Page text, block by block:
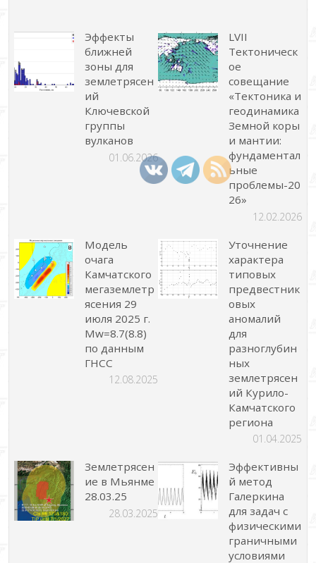
Эффекты
ближней
зоны для
землетрясен
ий
Ключевской
группы
вулканов
01.06.2026
LVII
Тектоническ
ое
совещание
«Тектоника и
геодинамика
Земной коры
и мантии:
фундаментал
ьные
проблемы-20
26»
12.02.2026
Модель
очага
Камчатского
мегаземлетр
ясения 29
июля 2025 г.
Mw=8.7(8.8)
по данным
ГНСС
12.08.2025
Уточнение
характера
типовых
предвестник
овых
аномалий
для
разноглубин
ных
землетрясен
ий Курило-
Камчатского
региона
01.04.2025
Землетрясен
ие в Мьянме
28.03.25
28.03.2025
Эффективны
й метод
Галеркина
для задач с
физическими
граничными
условиями